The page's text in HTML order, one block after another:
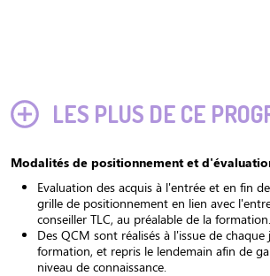
LES PLUS DE CE
Modalités de positionnement et
Evaluation des acquis à l'entrée et en fin
grille de positionnement en lien avec
conseiller TLC, au préalable de la formation.
Des QCM sont réalisés à l'issue de chaque
formation, et repris le lendemain afin de
niveau de connaissance.